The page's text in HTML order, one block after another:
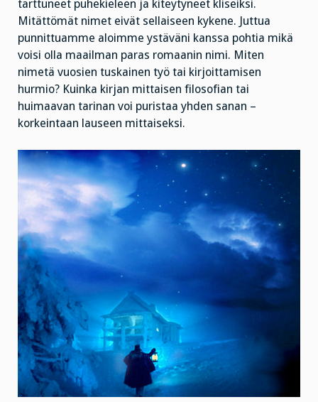
tarttuneet puhekieleen ja kiteytyneet kliseiksi.
Mitättömät nimet eivät sellaiseen kykene. Juttua
punnittuamme aloimme ystäväni kanssa pohtia mikä
voisi olla maailman paras romaanin nimi. Miten
nimetä vuosien tuskainen työ tai kirjoittamisen
hurmio? Kuinka kirjan mittaisen filosofian tai
huimaavan tarinan voi puristaa yhden sanan –
korkeintaan lauseen mittaiseksi.